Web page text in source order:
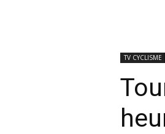
TV CYCLISME